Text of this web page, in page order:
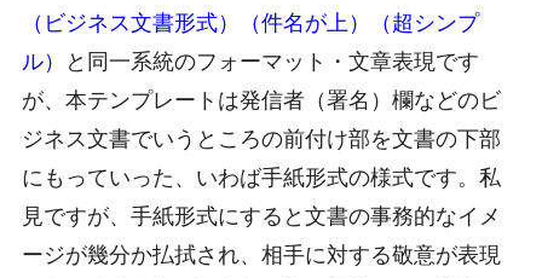
（ビジネス文書形式）（件名が上）（超シンプ
ル）
と同一系統のフォーマット・文章表現です
が、本テンプレートは発信者（署名）欄などのビ
ジネス文書でいうところの前付け部を文書の下部
にもっていった、いわば手紙形式の様式です。私
見ですが、手紙形式にすると文書の事務的なイメ
ージが幾分か払拭され、相手に対する敬意が表現